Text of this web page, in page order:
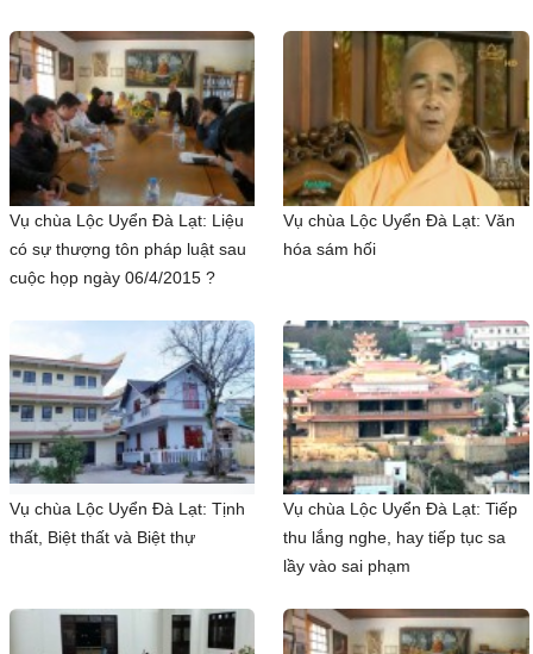
Vụ chùa Lộc Uyển Đà Lạt: Liệu
có sự thượng tôn pháp luật sau
cuộc họp ngày 06/4/2015 ?
Vụ chùa Lộc Uyển Đà Lạt: Văn
hóa sám hối
Vụ chùa Lộc Uyển Đà Lạt: Tịnh
thất, Biệt thất và Biệt thự
Vụ chùa Lộc Uyển Đà Lạt: Tiếp
thu lắng nghe, hay tiếp tục sa
lầy vào sai phạm